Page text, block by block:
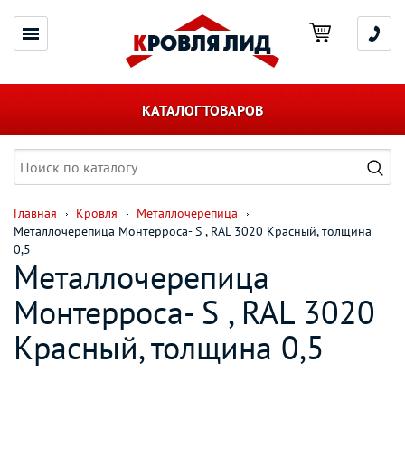
КАТАЛОГ ТОВАРОВ
Главная Кровля
Металлочерепица
Металлочерепица Монтерроса- S , RAL 3020 Красный, толщина
0,5
Металлочерепица
Монтерроса- S , RAL 3020
Красный, толщина 0,5